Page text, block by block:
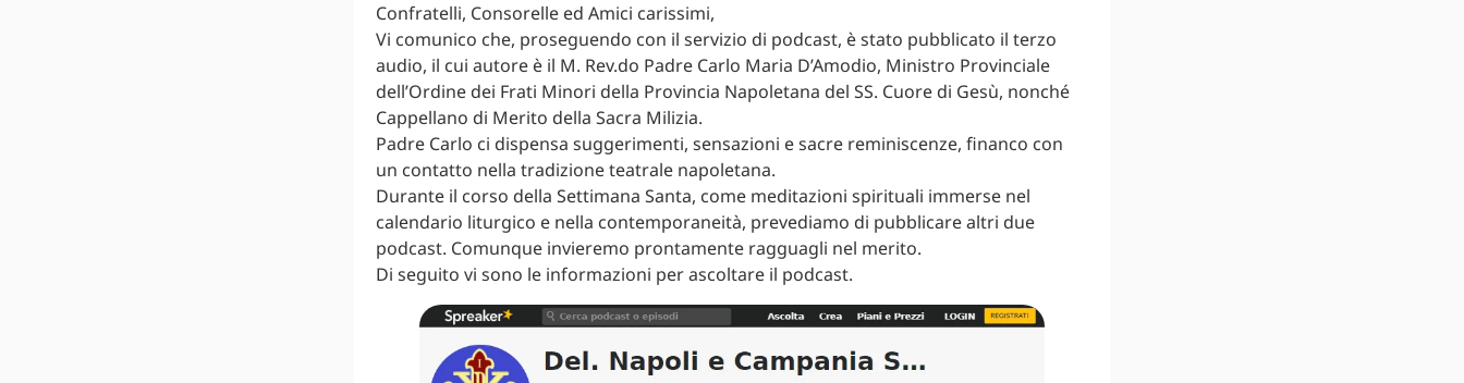
Confratelli, Consorelle ed Amici carissimi,
Vi comunico che, proseguendo con il servizio di podcast, è stato pubblicato il terzo
audio, il cui autore è il M. Rev.do Padre Carlo Maria D’Amodio, Ministro Provinciale
dell’Ordine dei Frati Minori della Provincia Napoletana del SS. Cuore di Gesù, nonché
Cappellano di Merito della Sacra Milizia.
Padre Carlo ci dispensa suggerimenti, sensazioni e sacre reminiscenze, financo con
un contatto nella tradizione teatrale napoletana.
Durante il corso della Settimana Santa, come meditazioni spirituali immerse nel
calendario liturgico e nella contemporaneità, prevediamo di pubblicare altri due
podcast. Comunque invieremo prontamente ragguagli nel merito.
Di seguito vi sono le informazioni per ascoltare il podcast.